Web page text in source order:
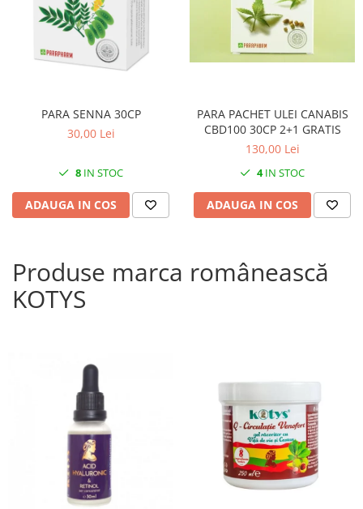
PARA SENNA 30CP
30,00 Lei
8 IN STOC
ADAUGA IN COS
PARA PACHET ULEI CANABIS
CBD100 30CP 2+1 GRATIS
130,00 Lei
4IN STOC
ADAUGA IN COS
Produse marca românească
KOTYS